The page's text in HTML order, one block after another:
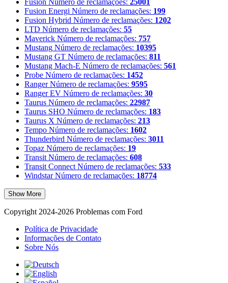
Fusion Número de reclamações: 25001
Fusion Energi Número de reclamações: 199
Fusion Hybrid Número de reclamações: 1202
LTD Número de reclamações: 55
Maverick Número de reclamações: 757
Mustang Número de reclamações: 10395
Mustang GT Número de reclamações: 811
Mustang Mach-E Número de reclamações: 561
Probe Número de reclamações: 1452
Ranger Número de reclamações: 9595
Ranger EV Número de reclamações: 30
Taurus Número de reclamações: 22987
Taurus SHO Número de reclamações: 183
Taurus X Número de reclamações: 213
Tempo Número de reclamações: 1602
Thunderbird Número de reclamações: 3011
Topaz Número de reclamações: 19
Transit Número de reclamações: 608
Transit Connect Número de reclamações: 533
Windstar Número de reclamações: 18774
Show More
Copyright 2024-2026 Problemas com Ford
Política de Privacidade
Informações de Contato
Sobre Nós